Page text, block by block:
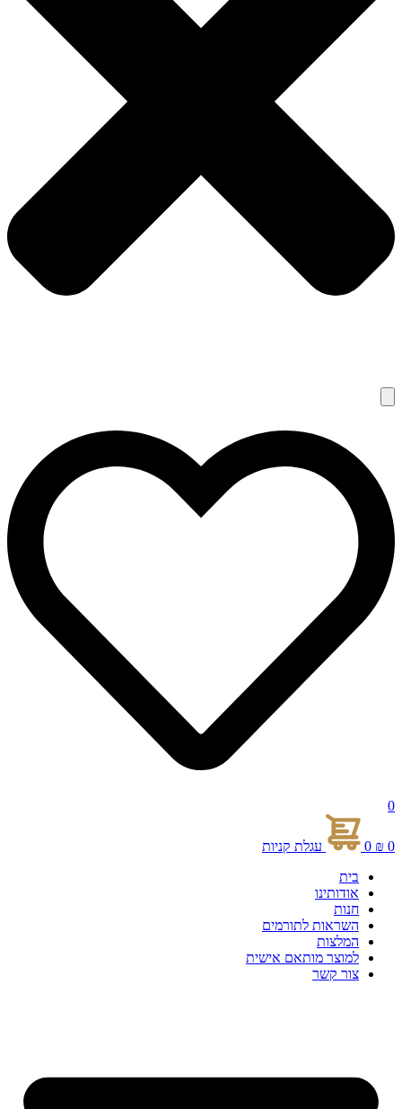
0
₪ 0
0
עגלת קניות
בית
אודותינו
חנות
השראות לתורמים
המלצות
למוצר מותאם אישית
צור קשר